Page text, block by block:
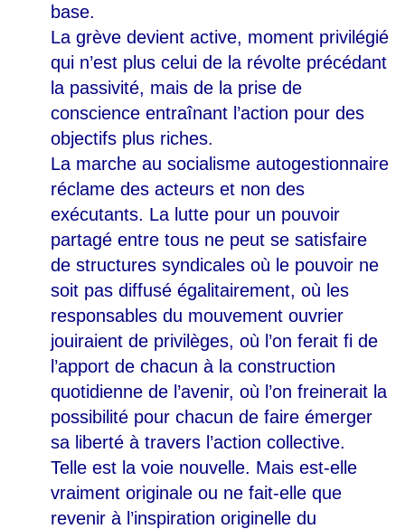
base.
La grève devient active, moment privilégié
qui n’est plus celui de la révolte précédant
la passivité, mais de la prise de
conscience entraînant l’action pour des
objectifs plus riches.
La marche au socialisme autogestionnaire
réclame des acteurs et non des
exécutants. La lutte pour un pouvoir
partagé entre tous ne peut se satisfaire
de structures syndicales où le pouvoir ne
soit pas diffusé égalitairement, où les
responsables du mouvement ouvrier
jouiraient de privilèges, où l’on ferait fi de
l’apport de chacun à la construction
quotidienne de l’avenir, où l’on freinerait la
possibilité pour chacun de faire émerger
sa liberté à travers l’action collective.
Telle est la voie nouvelle. Mais est-elle
vraiment originale ou ne fait-elle que
revenir à l’inspiration originelle du